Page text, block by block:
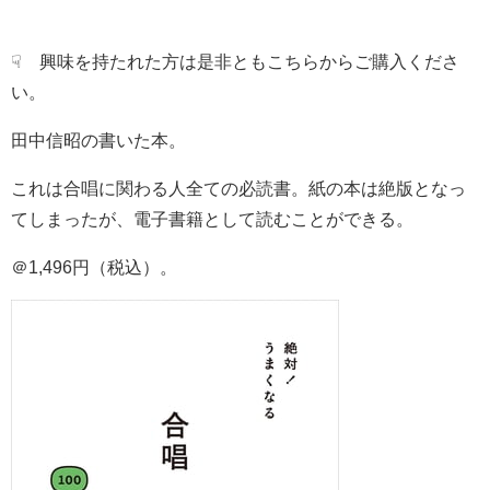
☟ 興味を持たれた方は是非ともこちらからご購入くださ
い。
田中信昭の書いた本。
これは合唱に関わる人全ての必読書。紙の本は絶版となっ
てしまったが、電子書籍として読むことができる。
＠1,496円（税込）。